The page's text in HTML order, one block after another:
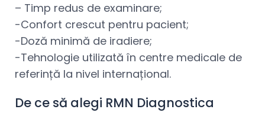
– Timp redus de examinare;
-Confort crescut pentru pacient;
-Doză minimă de iradiere;
-Tehnologie utilizată în centre medicale de
referință la nivel internațional.
De ce să alegi RMN Diagnostica